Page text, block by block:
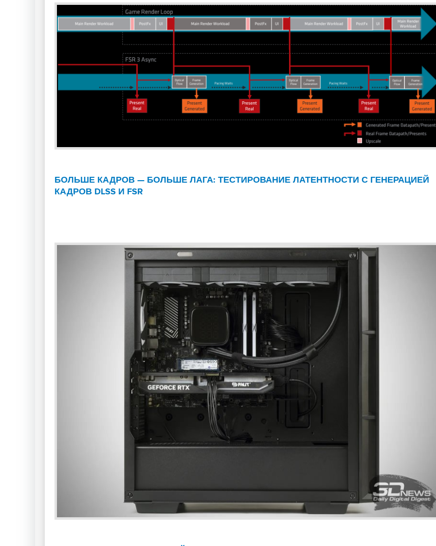
БОЛЬШЕ КАДРОВ — БОЛЬШЕ ЛАГА: ТЕСТИРОВАНИЕ ЛАТЕНТНОСТИ С ГЕНЕРАЦИЕЙ
КАДРОВ DLSS И FSR